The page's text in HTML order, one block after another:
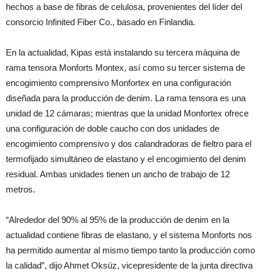
hechos a base de fibras de celulosa, provenientes del líder del
consorcio Infinited Fiber Co., basado en Finlandia.
En la actualidad, Kipas está instalando su tercera máquina de
rama tensora Monforts Montex, así como su tercer sistema de
encogimiento comprensivo Monfortex en una configuración
diseñada para la producción de denim. La rama tensora es una
unidad de 12 cámaras; mientras que la unidad Monfortex ofrece
una configuración de doble caucho con dos unidades de
encogimiento comprensivo y dos calandradoras de fieltro para el
termofijado simultáneo de elastano y el encogimiento del denim
residual. Ambas unidades tienen un ancho de trabajo de 12
metros.
“Alrededor del 90% al 95% de la producción de denim en la
actualidad contiene fibras de elastano, y el sistema Monforts nos
ha permitido aumentar al mismo tiempo tanto la producción como
la calidad”, dijo Ahmet Oksüz, vicepresidente de la junta directiva